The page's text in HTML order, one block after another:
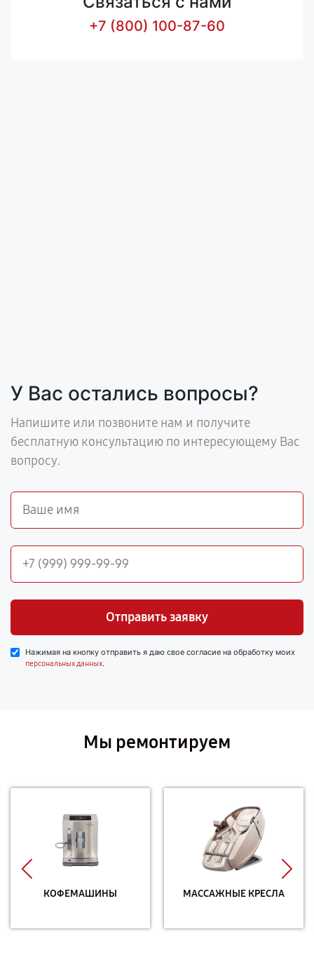
+7 (800) 100-87-60
У Вас остались вопросы?
Напишите или позвоните нам и получите
бесплатную консультацию по интересующему Вас
вопросу.
Отправить заявку
Нажимая на кнопку отправить я даю свое согласие на обработку моих
персональных данных.
Мы ремонтируем
КОФЕМАШИНЫ МАССАЖНЫЕ КРЕСЛА